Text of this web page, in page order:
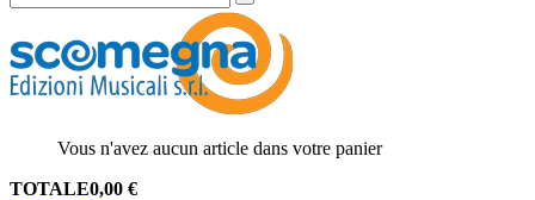
Vous n'avez aucun article dans votre panier
TOTALE0,00 €